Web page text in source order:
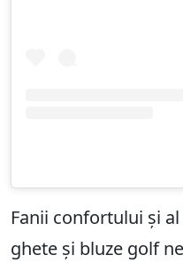
Fanii confortului și
ghete și bluze golf